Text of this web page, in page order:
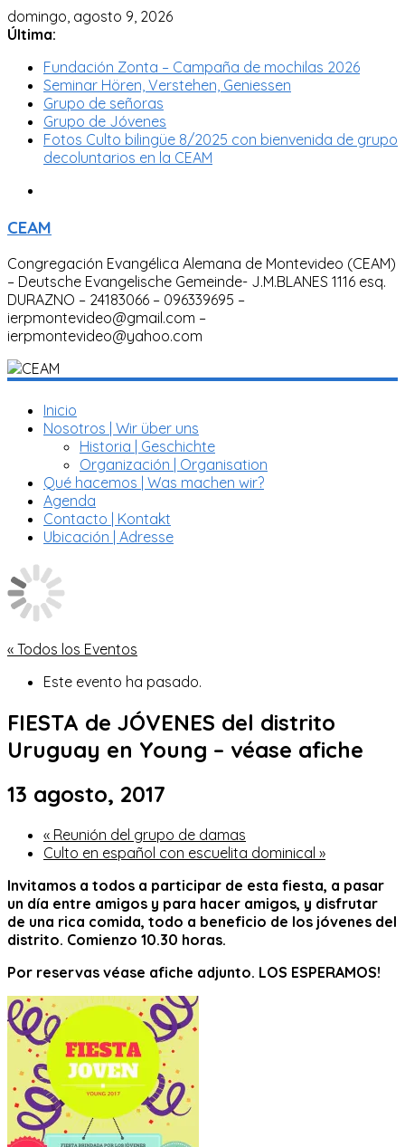
domingo, agosto 9, 2026
Última:
Fundación Zonta – Campaña de mochilas 2026
Seminar Hören, Verstehen, Geniessen
Grupo de señoras
Grupo de Jóvenes
Fotos Culto bilingüe 8/2025 con bienvenida de grupo
decoluntarios en la CEAM
CEAM
Congregación Evangélica Alemana de Montevideo (CEAM)
– Deutsche Evangelische Gemeinde- J.M.BLANES 1116 esq.
DURAZNO – 24183066 – 096339695 –
ierpmontevideo@gmail.com –
ierpmontevideo@yahoo.com
Inicio
Nosotros | Wir über uns
Historia | Geschichte
Organización | Organisation
Qué hacemos | Was machen wir?
Agenda
Contacto | Kontakt
Ubicación | Adresse
« Todos los Eventos
Este evento ha pasado.
FIESTA de JÓVENES del distrito
Uruguay en Young – véase afiche
13 agosto, 2017
« Reunión del grupo de damas
Culto en español con escuelita dominical »
Invitamos a todos a participar de esta fiesta, a pasar
un día entre amigos y para hacer amigos, y disfrutar
de una rica comida, todo a beneficio de los jóvenes del
distrito. Comienzo 10.30 horas.
Por reservas véase afiche adjunto. LOS ESPERAMOS!